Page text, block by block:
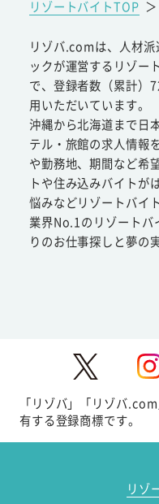
リゾートバイトTOP ＞
リゾバ.comは、人材
ックが運営するリゾー
で、登録者数（累計）
用いただいています。
沖縄から北海道まで日
テル・旅館の求人情報
や勤務地、期間など希
トや住み込みバイトが
悩みなどリゾートバイ
業界No.1のリゾートバ
りのお仕事探しと夢の
「リゾバ」「リゾバ
有する登録商標です。
リゾ